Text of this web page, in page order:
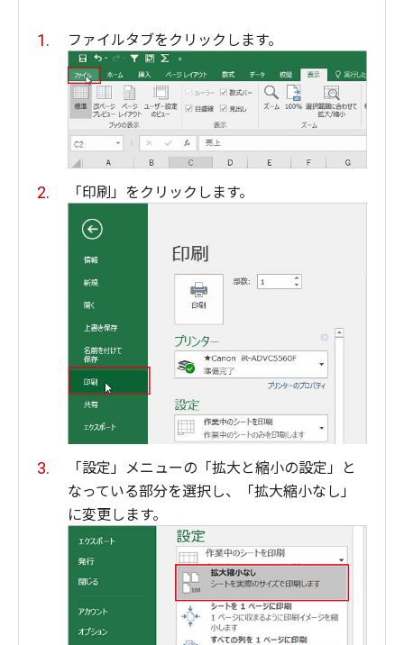
ファイルタブをクリックします。
「印刷」をクリックします。
「設定」メニューの「拡大と縮小の設定」と
なっている部分を選択し、「拡大縮小なし」
に変更します。